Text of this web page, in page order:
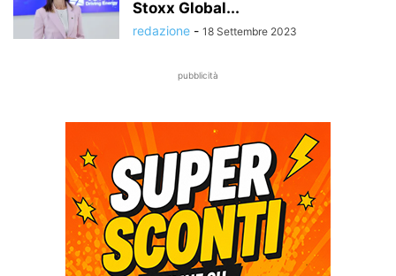
Stoxx Global...
redazione - 18 Settembre 2023
pubblicità